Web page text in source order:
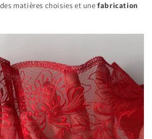
matières choisies et unefabrication